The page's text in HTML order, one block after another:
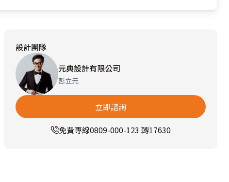
設計團隊
元典設計有限公司
彭立元
立即諮詢
免費專線0809-000-123 轉17630